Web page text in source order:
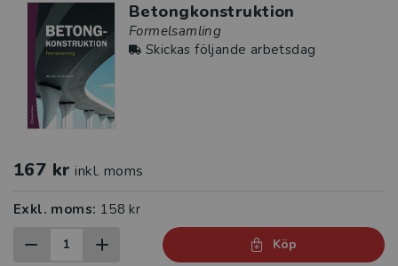
Betongkonstruktion
Formelsamling
Skickas följande arbetsdag
167 kr inkl. moms
Exkl. moms: 158 kr
Köp